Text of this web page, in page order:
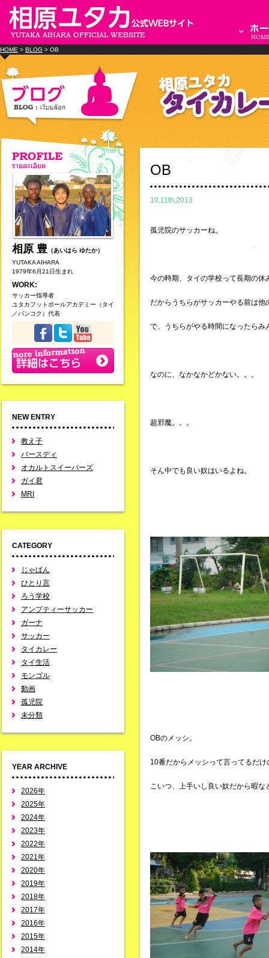
HOME > BLOG > OB
相原 豊 （あいはら ゆたか）
YUTAKA AIHARA
1979年6月21日生まれ
WORK:
サッカー指導者
ユタカフットボールアカデミー（タイ
／バンコク）代表
NEW ENTRY
教え子
バースディ
オカルトスイーパーズ
ガイ君
MRI
CATEGORY
じゃぱん
ひとり言
ろう学校
アンプティーサッカー
ガーナ
サッカー
タイカレー
タイ生活
モンゴル
動画
孤児院
未分類
YEAR ARCHIVE
2026年
2025年
2024年
2023年
2022年
2021年
2020年
2019年
2018年
2017年
2016年
2015年
2014年
OB
10.11th,2013
孤児院のサッカーね。
今の時期、タイの学校って長期の
だからうちらがサッカーやる前は
で、うちらがやる時間になったら
なのに、なかなかどかない。。。
超邪魔。。。
そん中でも良い奴はいるよね。
OBのメッシ。
10番だからメッシって言ってるだ
こいつ、上手いし良い奴だから暇